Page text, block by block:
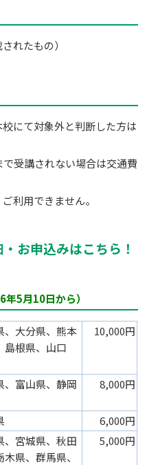
れたもの）
にて対象外と判断した方は
受講されない場合は交通費
利用できません。
お申込みはこちら！
5月10日から）
、大分県、熊本
島根県、山口
10,000円
、富山県、静岡
8,000円
6,000円
、宮城県、秋田
県、群馬県、
5,000円